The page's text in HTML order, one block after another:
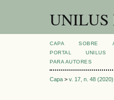
UNILUS
CAPA SOBRE
PORTAL
UNILUS
PARA AUTORES
Capa > v. 17, n. 48 (2020)